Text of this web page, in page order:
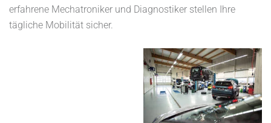
erfahrene Mechatroniker und Diagnostiker stellen Ihre
tägliche Mobilität sicher.